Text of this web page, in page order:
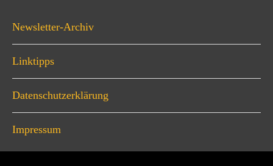
Newsletter-Archiv
Linktipps
Datenschutzerklärung
Impressum